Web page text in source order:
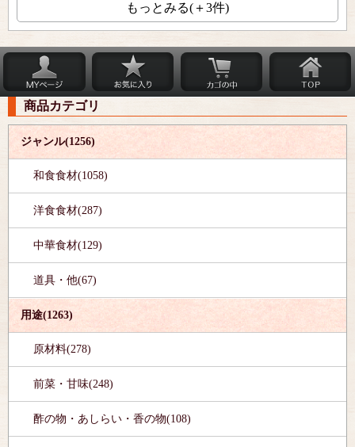
もっとみる(＋3件)
商品カテゴリ
ジャンル(1256)
和食食材(1058)
洋食食材(287)
中華食材(129)
道具・他(67)
用途(1263)
原材料(278)
前菜・甘味(248)
酢の物・あしらい・香の物(108)